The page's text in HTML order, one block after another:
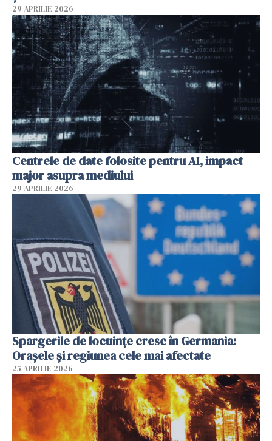
29 APRILIE 2026
Centrele de date folosite pentru AI, impact
major asupra mediului
29 APRILIE 2026
Spargerile de locuințe cresc în Germania:
Orașele și regiunea cele mai afectate
25 APRILIE 2026